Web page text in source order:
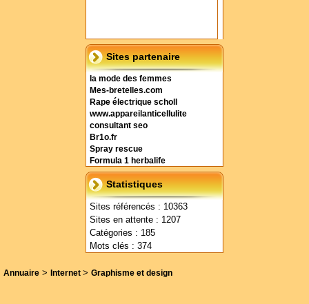
Sites partenaire
la mode des femmes
Mes-bretelles.com
Rape électrique scholl
www.appareilanticellulite
consultant seo
Br1o.fr
Spray rescue
Formula 1 herbalife
Statistiques
Sites référencés : 10363
Sites en attente : 1207
Catégories : 185
Mots clés : 374
Annuaire > Internet > Graphisme et design